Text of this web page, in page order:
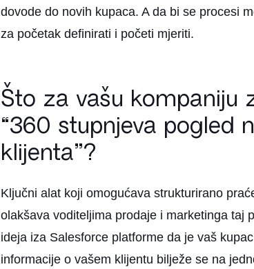
dovode do novih kupaca. A da bi se procesi
za početak definirati i početi mjeriti.
Što za vašu kompaniju
“360 stupnjeva pogled
klijenta”?
Ključni alat koji omogućava strukturirano
olakšava voditeljima prodaje i marketinga taj
ideja iza Salesforce platforme da je vaš
informacije o vašem klijentu bilježe se na